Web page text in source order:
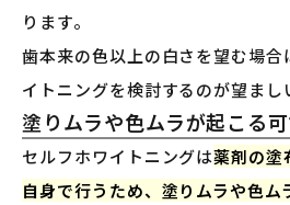
ります。
歯本来の色以上の白さを望む場
イトニングを検討するのが望まし
塗りムラや色ムラが起こる
セルフホワイトニングは薬剤の塗
自身で行うため、塗りムラや色ム